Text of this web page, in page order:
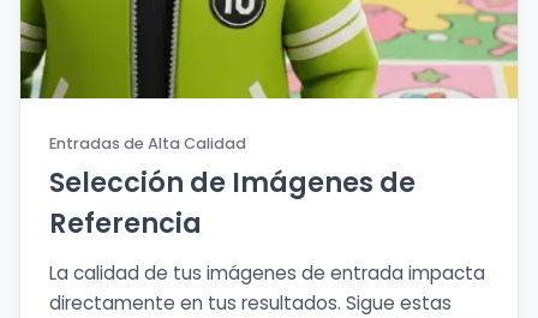
Entradas de Alta Calidad
Selección de Imágenes de
Referencia
La calidad de tus imágenes de entrada impacta
directamente en tus resultados. Sigue estas